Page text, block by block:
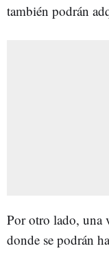
también podrán
Por otro lado, una
donde se podrán